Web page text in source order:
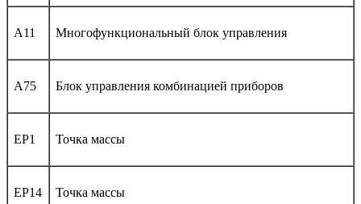
A11 Многофункциональный блок управления
A75 Блок управления комбинацией приборов
EP1 Точка массы
EP14 Точка массы